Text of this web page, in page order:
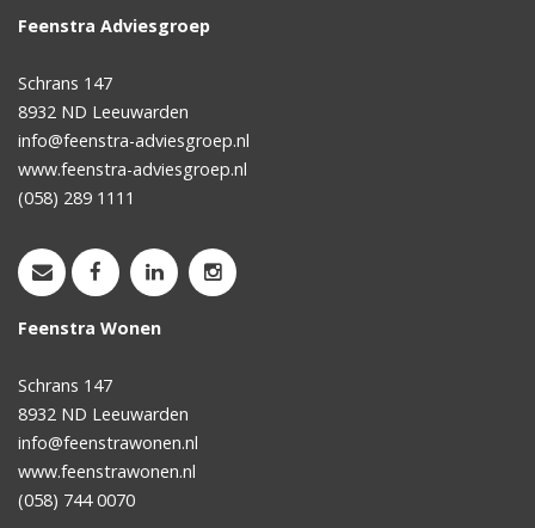
Feenstra Adviesgroep
Schrans 147
8932 ND Leeuwarden
info@feenstra-adviesgroep.nl
www.feenstra-adviesgroep.nl
(058) 289 1111
Feenstra Wonen
Schrans 147
8932 ND Leeuwarden
info@feenstrawonen.nl
www.feenstrawonen.nl
(058) 744 0070